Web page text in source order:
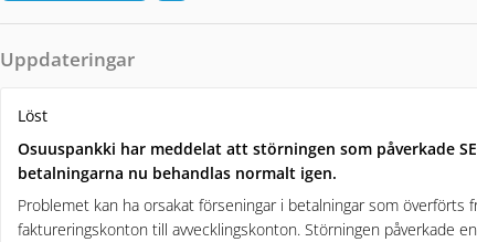
Uppdateringar
Löst
Osuuspankki har meddelat att störningen som påverkade
betalningarna nu behandlas normalt igen.
Problemet kan ha orsakat förseningar i betalningar som överförts
faktureringskonton till avvecklingskonton. Störningen påverkade